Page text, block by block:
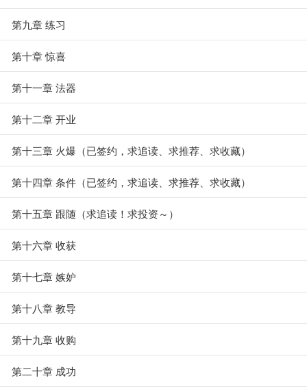
第九章 练习
第十章 惊喜
第十一章 法器
第十二章 开业
第十三章 火爆（已签约，求追读、求推荐、求收藏）
第十四章 条件（已签约，求追读、求推荐、求收藏）
第十五章 跟随（求追读！求投资～）
第十六章 收获
第十七章 嫉妒
第十八章 教导
第十九章 收购
第二十章 成功